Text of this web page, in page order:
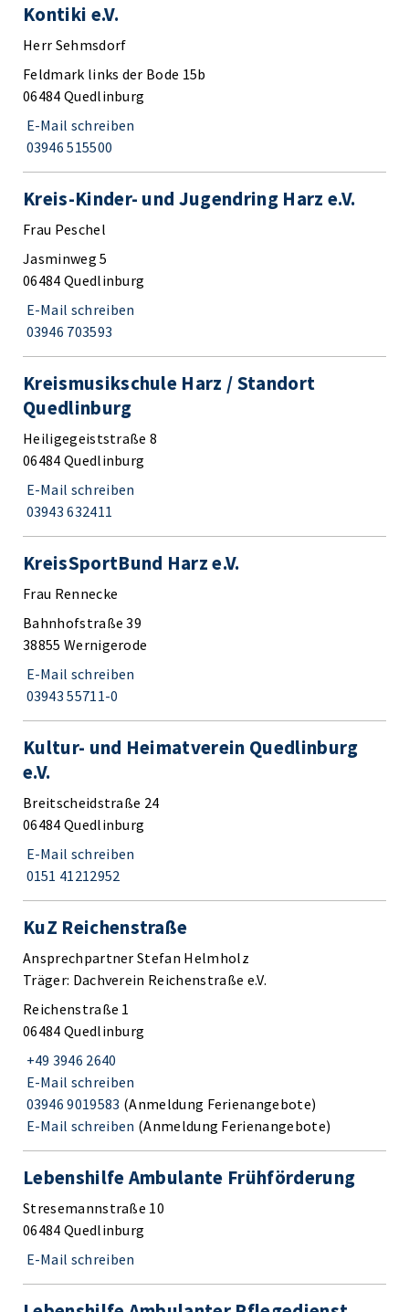
Kontiki e.V.
Herr Sehmsdorf
Feldmark links der Bode 15b
06484 Quedlinburg
E-Mail schreiben
03946 515500
Kreis-Kinder- und Jugendring Harz e.V.
Frau Peschel
Jasminweg 5
06484 Quedlinburg
E-Mail schreiben
03946 703593
Kreismusikschule Harz / Standort
Quedlinburg
Heiligegeiststraße 8
06484 Quedlinburg
E-Mail schreiben
03943 632411
KreisSportBund Harz e.V.
Frau Rennecke
Bahnhofstraße 39
38855 Wernigerode
E-Mail schreiben
03943 55711-0
Kultur- und Heimatverein Quedlinburg
e.V.
Breitscheidstraße 24
06484 Quedlinburg
E-Mail schreiben
0151 41212952
KuZ Reichenstraße
Ansprechpartner Stefan Helmholz
Träger: Dachverein Reichenstraße e.V.
Reichenstraße 1
06484 Quedlinburg
+49 3946 2640
E-Mail schreiben
03946 9019583 (Anmeldung Ferienangebote)
E-Mail schreiben (Anmeldung Ferienangebote)
Lebenshilfe Ambulante Frühförderung
Stresemannstraße 10
06484 Quedlinburg
E-Mail schreiben